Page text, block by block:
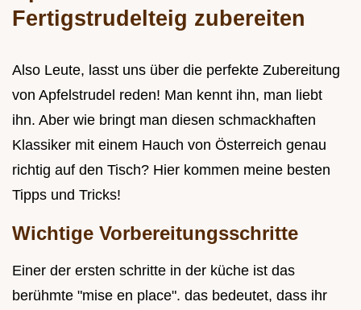
Fertigstrudelteig zubereiten
Also Leute, lasst uns über die perfekte Zubereitung
von Apfelstrudel reden! Man kennt ihn, man liebt
ihn. Aber wie bringt man diesen schmackhaften
Klassiker mit einem Hauch von Österreich genau
richtig auf den Tisch? Hier kommen meine besten
Tipps und Tricks!
Wichtige Vorbereitungsschritte
Einer der ersten schritte in der küche ist das
berühmte "mise en place". das bedeutet, dass ihr